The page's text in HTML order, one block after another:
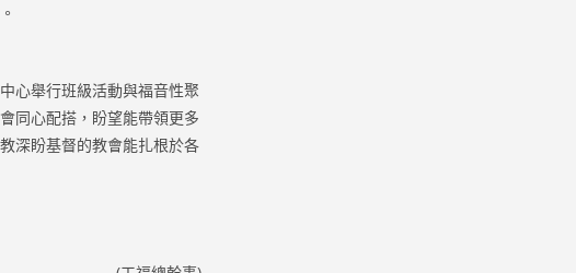
心舉行班級活動與福音性聚
同心配搭，盼望能帶領更多
深盼基督的教會能扎根於各